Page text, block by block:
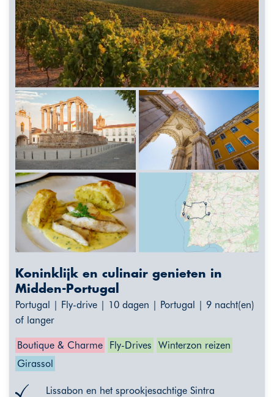
Koninklijk en culinair genieten in
Midden-Portugal
Portugal | Fly-drive | 10 dagen | Portugal | 9 nacht(en)
of langer
Boutique & Charme Fly-Drives
Winterzon reizen
Girassol
Lissabon en het sprookjesachtige Sintra